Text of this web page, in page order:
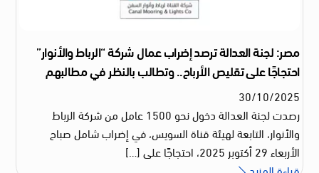
مصر: لجنة العدالة ترصد إضراب عمال شركة “الرباط والأنوار”
احتجاجًا على تقليص الأرباح.. وتطالب بالنظر في مطالبهم
30/10/2025
رصدت لجنة العدالة دخول نحو 1500 عامل من شركة الرباط
والأنوار، التابعة لهيئة قناة السويس، في إضراب شامل صباح
الأربعاء 29 أكتوبر 2025، احتجاجًا على […]